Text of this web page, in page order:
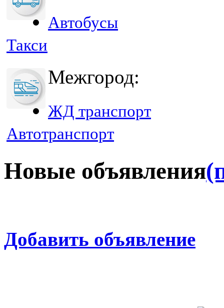
Автобусы
Такси
Межгород:
ЖД транспорт
Автотранспорт
Новые объявления
Добавить объявление